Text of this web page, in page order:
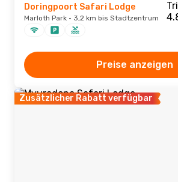
Doringpoort Safari Lodge
Marloth Park · 3,2 km bis Stadtzentrum
Preise anzeigen
Zusätzlicher Rabatt verfügbar